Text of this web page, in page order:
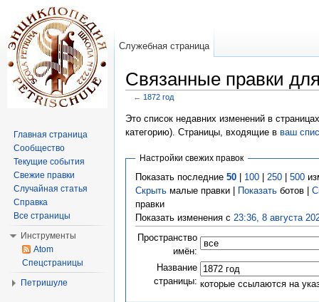
Связанные правки
← 1872 год
Это список недавних изменений в
категорию). Страницы, входящие в ваш
Настройки свежих правок
Показать последние 50| 100| 250| 500
Скрытьмалые правки | Показатьботов |
правки
Показать изменения с 23:36, 8 августа
Пространство
имён:
Название
страницы: которые ссылаются на
Служебная страница
Главная страница
Сообщество
Текущие события
Свежие правки
Случайная статья
Справка
Все страницы
Инструменты
Atom
Спецстраницы
Петришуле